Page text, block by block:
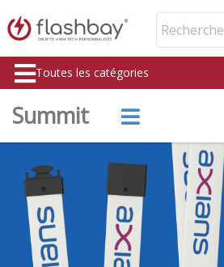
Recherche
Toutes les catégories
Summit